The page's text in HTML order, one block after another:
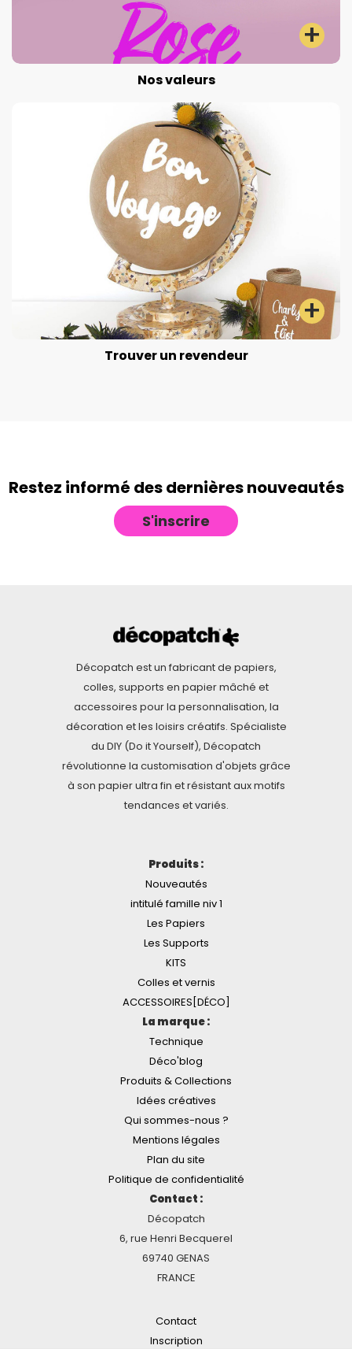
Nos valeurs
Trouver un revendeur
Restez informé des dernières nouveautés
S'inscrire
Décopatch est un fabricant de papiers,
colles, supports en papier mâché et
accessoires pour la personnalisation, la
décoration et les loisirs créatifs. Spécialiste
du DIY (Do it Yourself), Décopatch
révolutionne la customisation d'objets grâce
à son papier ultra fin et résistant aux motifs
tendances et variés.
Produits :
Nouveautés
intitulé famille niv 1
Les Papiers
Les Supports
KITS
Colles et vernis
ACCESSOIRES[DÉCO]
La marque :
Technique
Déco'blog
Produits & Collections
Idées créatives
Qui sommes-nous ?
Mentions légales
Plan du site
Politique de confidentialité
Contact :
Décopatch
6, rue Henri Becquerel
69740 GENAS
FRANCE
Contact
Inscription